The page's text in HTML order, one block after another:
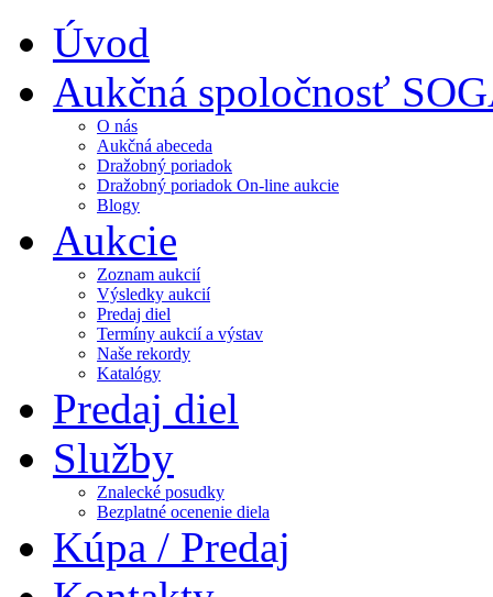
Úvod
Aukčná spoločnosť
O nás
Aukčná abeceda
Dražobný poriadok
Dražobný poriadok On-line aukcie
Blogy
Aukcie
Zoznam aukcií
Výsledky aukcií
Predaj diel
Termíny aukcií a výstav
Naše rekordy
Katalógy
Predaj diel
Služby
Znalecké posudky
Bezplatné ocenenie diela
Kúpa / Predaj